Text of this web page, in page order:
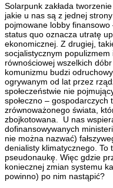
Solarpunk zakłada
jakie u nas są z jednej
pojmowane lobby
status quo oznacza utratę
ekonomicznej. Z drugiej,
socjalistycznym
równościowej wszelkich
komunizmu budzi
ogrywanym od lat przez
społeczeństwie nie
społeczno –
zrównoważonego świata,
zbojkotowana. U nas
dofinansowywanych
nie można nazwać)
denialisty klimatycznego. To
pseudonaukę. Więc gdzie
koniecznej zmian systemu
powinno) po nim nastąpić?